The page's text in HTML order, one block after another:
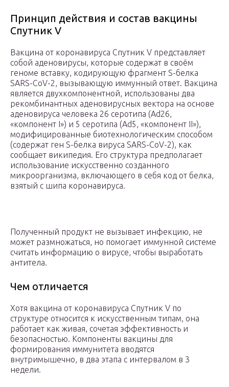
Принцип действия и состав вакцины
Спутник V
Вакцина от коронавируса Спутник V представляет
собой аденовирусы, которые содержат в своём
геноме вставку, кодирующую фрагмент S-белка
SARS-CoV-2, вызывающую иммунный ответ. Вакцина
является двухкомпонентной, использованы два
рекомбинантных аденовирусных вектора на основе
аденовируса человека 26 серотипа (Ad26,
«компонент I») и 5 серотипа (Ad5, «компонент II»),
модифицированные биотехнологическим способом
(содержат ген S-белка вируса SARS-CoV-2), как
сообщает википедия. Его структура предполагает
использование искусственно созданного
микроорганизма, включающего в себя код от белка,
взятый с шипа коронавируса.
Полученный продукт не вызывает инфекцию, не
может размножаться, но помогает иммунной системе
считать информацию о вирусе, чтобы выработать
антитела.
Чем отличается
Хотя вакцина от коронавируса Спутник V по
структуре относится к искусственным типам, она
работает как живая, сочетая эффективность и
безопасностью. Компоненты вакцины для
формирования иммунитета вводятся
внутримышечно, в два этапа с интервалом в 3
недели.